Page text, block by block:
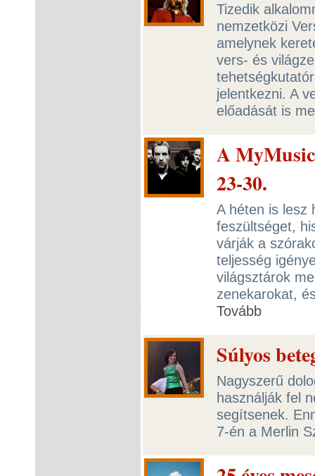
Tizedik
nemzetközi
amelynek
vers- és
jelentkezni. A
előadását is
A
23-30.
A héten is lesz
feszültséget,
várják a
teljesség
világsztárok
zenekarokat,
Tovább
Súlyos
Nagyszerű
használják fel
segítsenek.
7-én a Merlin